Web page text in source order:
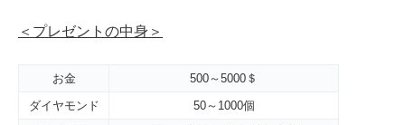
＜プレゼントの中身＞
お金
500～5000＄
ダイヤモンド
50～1000個